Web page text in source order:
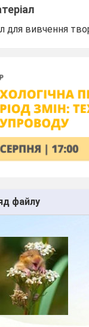
для вивчення
файлу